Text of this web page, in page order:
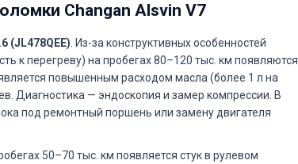
Changan Alsvin V7
(JL478QEE) . Из-за конструктивных особенностей
к перегреву) на пробегах 80–120 тыс. км появляются
повышенным расходом масла (более 1 л на
Диагностика — эндоскопия и замер компрессии. В
под ремонтный поршень или замену двигателя
50–70 тыс. км появляется стук в рулевом